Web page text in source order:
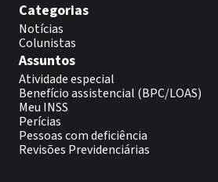
Categorias
Notícias
Colunistas
Assuntos
Atividade especial
Benefício assistencial (BPC/LOAS)
Meu INSS
Perícias
Pessoas com deficiência
Revisões Previdenciárias